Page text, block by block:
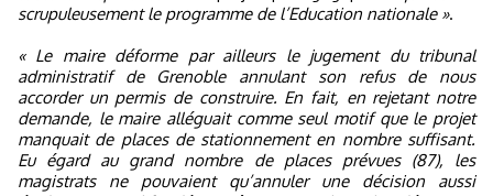
scrupuleusement le programme de l’Education nationale ».
« Le maire déforme par ailleurs le jugement du tribunal
administratif de Grenoble annulant son refus de nous
accorder un permis de construire. En fait, en rejetant notre
demande, le maire alléguait comme seul motif que le projet
manquait de places de stationnement en nombre suffisant.
Eu égard au grand nombre de places prévues (87), les
magistrats ne pouvaient qu’annuler une décision aussi